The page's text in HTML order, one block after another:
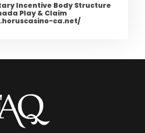
Incentive Body Structure
Play & Claim
ca.net/